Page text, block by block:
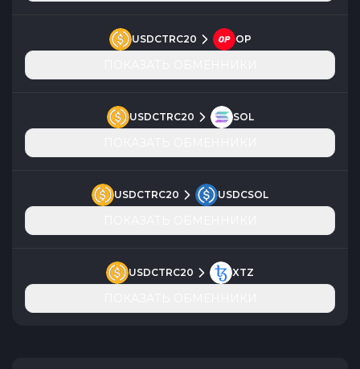
USDCTRC20 OP
USDCTRC20 SOL
USDCTRC20 USDCSOL
USDCTRC20 XTZ